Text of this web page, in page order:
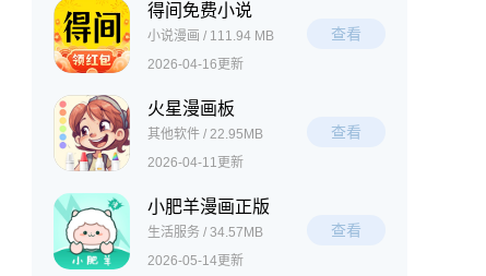
得间免费小说
小说漫画 / 111.94 MB
2026-04-16更新
查看
火星漫画板
其他软件 / 22.95MB
2026-04-11更新
查看
小肥羊漫画正版
生活服务 / 34.57MB
2026-05-14更新
查看